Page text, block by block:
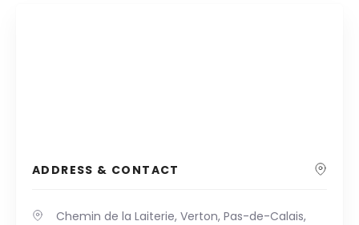
ADDRESS & CONTACT
Chemin de la Laiterie, Verton, Pas-de-Calais,